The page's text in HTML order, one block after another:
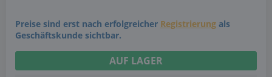
Preise sind erst nach erfolgreicher Registrierung als
Geschäftskunde sichtbar.
AUF LAGER